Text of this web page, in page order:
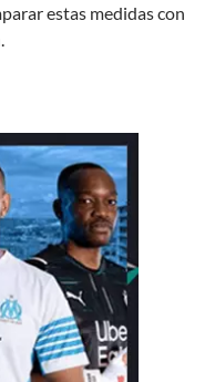
estas medidas con